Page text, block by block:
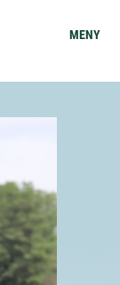
MENY